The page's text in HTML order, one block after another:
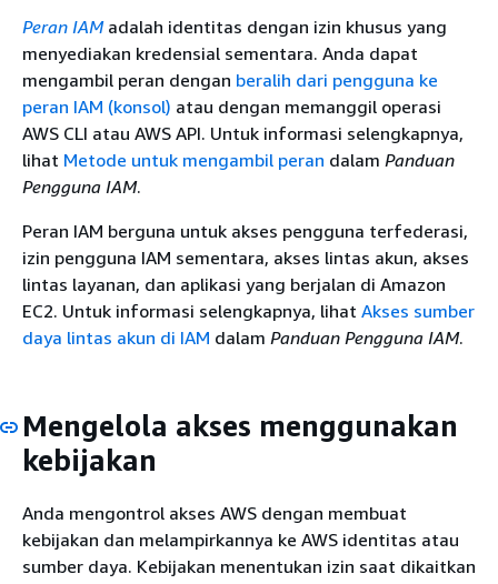
Peran IAMadalah identitas dengan izin khusus yang
menyediakan kredensial sementara. Anda dapat
mengambil peran dengan beralih dari pengguna ke
peran IAM (konsol) atau dengan memanggil operasi
AWS CLI atau AWS API. Untuk informasi selengkapnya,
lihat Metode untuk mengambil peran dalam Panduan
Pengguna IAM.
Peran IAM berguna untuk akses pengguna terfederasi,
izin pengguna IAM sementara, akses lintas akun, akses
lintas layanan, dan aplikasi yang berjalan di Amazon
EC2. Untuk informasi selengkapnya, lihat Akses sumber
daya lintas akun di IAM dalam Panduan Pengguna IAM.
Mengelola akses menggunakan
kebijakan
Anda mengontrol akses AWS dengan membuat
kebijakan dan melampirkannya ke AWS identitas atau
sumber daya. Kebijakan menentukan izin saat dikaitkan